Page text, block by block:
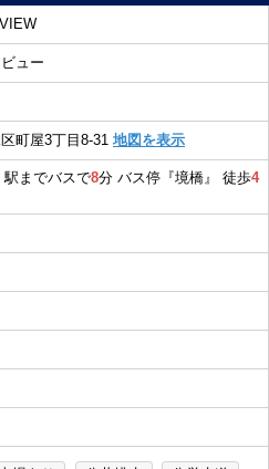
ュー
町屋3丁目8-31 地図を表示
駅までバスで8分 バス停『境橋』 徒歩4